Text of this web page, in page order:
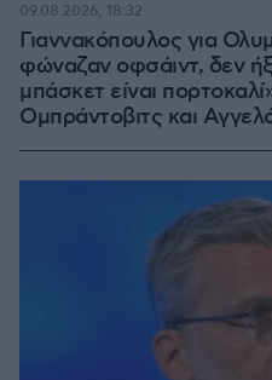
Γιαννακόπουλος για
φώναζαν οφσάιντ, δεν
μπάσκετ είναι
Ομπράντοβιτς και
09.08.2026, 18:32